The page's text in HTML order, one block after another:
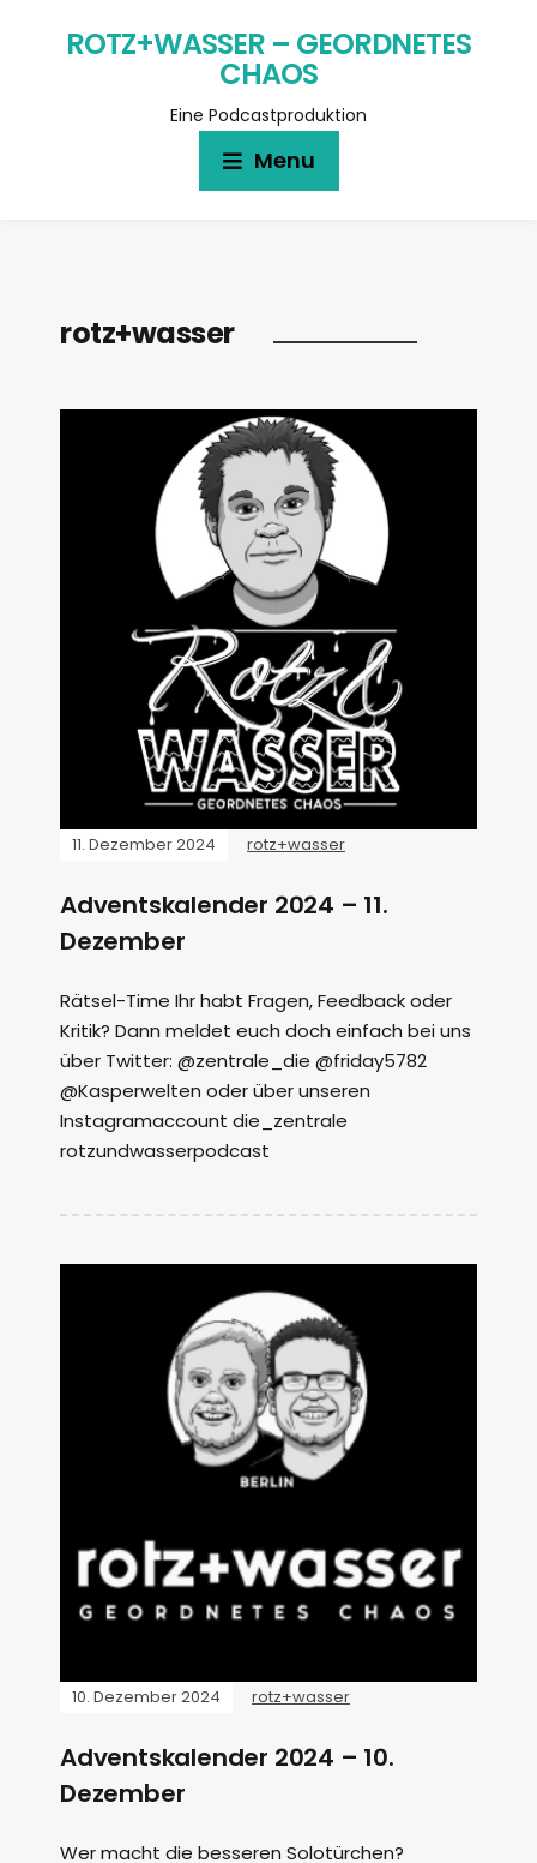
ROTZ+WASSER – GEORDNETES
CHAOS
Eine Podcastproduktion
Menu
rotz+wasser
11. Dezember 2024 rotz+wasser
Adventskalender 2024 – 11.
Dezember
Rätsel-Time Ihr habt Fragen, Feedback oder
Kritik? Dann meldet euch doch einfach bei uns
über Twitter: @zentrale_die @friday5782
@Kasperwelten oder über unseren
Instagramaccount die_zentrale
rotzundwasserpodcast
10. Dezember 2024 rotz+wasser
Adventskalender 2024 – 10.
Dezember
Wer macht die besseren Solotürchen?